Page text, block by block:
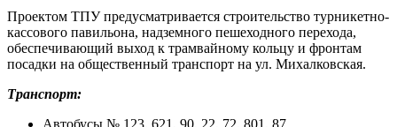
Проектом ТПУ предусматривается строительство турникетно-
кассового павильона, надземного пешеходного перехода,
обеспечивающий выход к трамвайному кольцу и фронтам
посадки на общественный транспорт на ул. Михалковская.
Транспорт:
Автобусы № 123, 621, 90, 22, 72, 801, 87